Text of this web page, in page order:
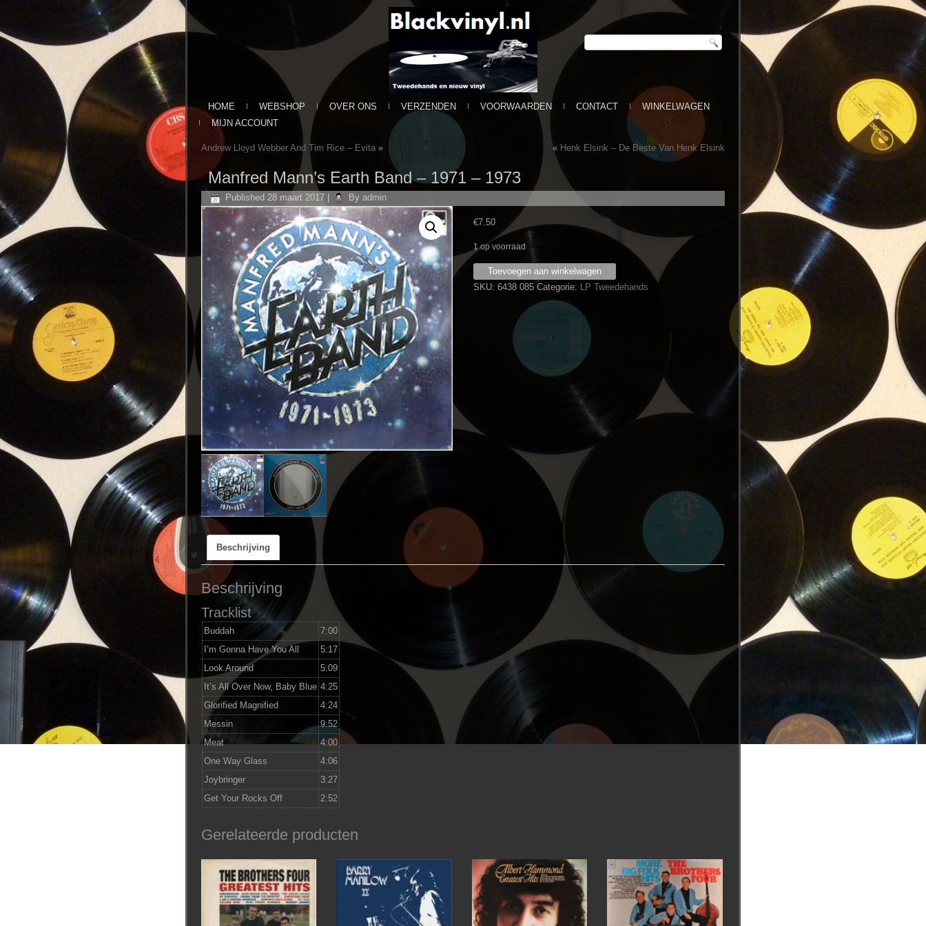
HOME WEBSHOP OVER ONS VERZENDEN VOORWAARDEN CONTACT
WINKELWAGEN
MIJN ACCOUNT
Andrew Lloyd Webber And Tim Rice ‎– Evita» « Henk Elsink ‎– De Beste Van Henk Elsink
Manfred Mann’s Earth Band ‎– 1971 – 1973
Published 28 maart 2017| By admin
€7.50
1 op voorraad
Manfred
Mann's
Toevoegen aan winkelwagen
SKU: 6438 085 Categorie: LP Tweedehands
Beschrijving
Beschrijving
Tracklist
Buddah
7:00
I’m Gonna Have You All
5:17
Look Around
5:09
It’s All Over Now, Baby Blue 4:25
Glorified Magnified
4:24
Messin
9:52
Meat
4:00
One Way Glass
4:06
Joybringer
3:27
Get Your Rocks Off
2:52
Gerelateerde producten